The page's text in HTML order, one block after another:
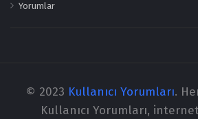
Yorumlar
© 2023 Kullanıcı Yorumları.
Kullanıcı Yorumları,